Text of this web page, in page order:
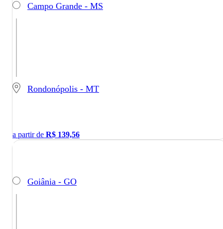
Campo Grande - MS
Rondonópolis - MT
a partir de R$ 139,56
Goiânia - GO